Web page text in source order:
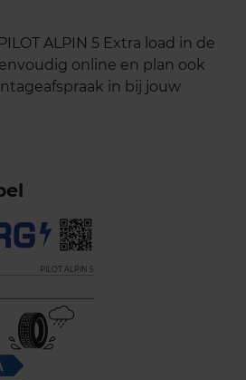
ALPIN 5 Extra load in de
online en plan ook
in bij jouw
PILOT ALPIN 5